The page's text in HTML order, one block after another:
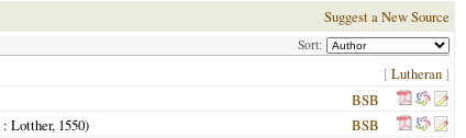
Suggest a New Source
Sort:
[Lutheran ]
BSB
: Lotther, 1550)
BSB